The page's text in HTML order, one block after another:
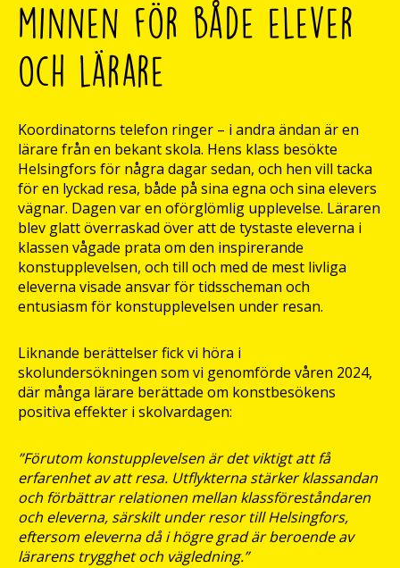
minnen för både elever
och lärare
Koordinatorns telefon ringer – i andra ändan är en
lärare från en bekant skola. Hens klass besökte
Helsingfors för några dagar sedan, och hen vill tacka
för en lyckad resa, både på sina egna och sina elevers
vägnar. Dagen var en oförglömlig upplevelse. Läraren
blev glatt överraskad över att de tystaste eleverna i
klassen vågade prata om den inspirerande
konstupplevelsen, och till och med de mest livliga
eleverna visade ansvar för tidsscheman och
entusiasm för konstupplevelsen under resan.
Liknande berättelser fick vi höra i
skolundersökningen som vi genomförde våren 2024,
där många lärare berättade om konstbesökens
positiva effekter i skolvardagen:
”Förutom konstupplevelsen är det viktigt att få
erfarenhet av att resa. Utflykterna stärker klassandan
och förbättrar relationen mellan klassföreståndaren
och eleverna, särskilt under resor till Helsingfors,
eftersom eleverna då i högre grad är beroende av
lärarens trygghet och vägledning.”